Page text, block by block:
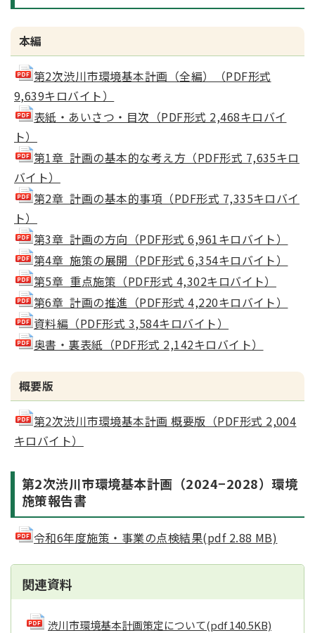
本編
第2次渋川市環境基本計画（全編）（PDF形式
9,639キロバイト）
表紙・あいさつ・目次（PDF形式 2,468キロバイ
ト）
第1章 計画の基本的な考え方（PDF形式 7,635キロ
バイト）
第2章 計画の基本的事項（PDF形式 7,335キロバイ
ト）
第3章 計画の方向（PDF形式 6,961キロバイト）
第4章 施策の展開（PDF形式 6,354キロバイト）
第5章 重点施策（PDF形式 4,302キロバイト）
第6章 計画の推進（PDF形式 4,220キロバイト）
資料編（PDF形式 3,584キロバイト）
奥書・裏表紙（PDF形式 2,142キロバイト）
概要版
第2次渋川市環境基本計画 概要版（PDF形式 2,004
キロバイト）
第2次渋川市環境基本計画（2024−2028）環境
施策報告書
令和6年度施策・事業の点検結果(pdf 2.88 MB)
関連資料
渋川市環境基本計画策定について(pdf 140.5KB)